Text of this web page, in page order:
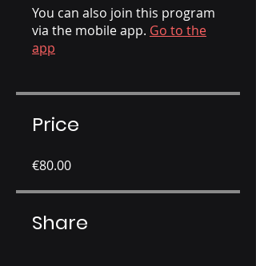
You can also join this program
via the mobile app. Go to the
app
Price
€80.00
Share